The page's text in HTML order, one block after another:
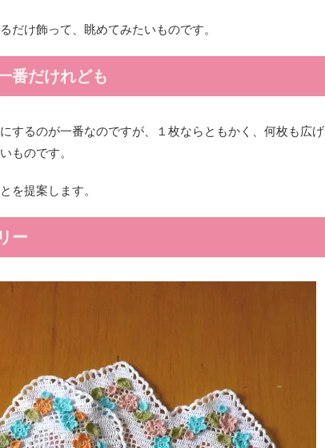
だけ飾って、眺めてみたいものです。
番だけれども
するのが一番なのですが、１枚ならともかく、何枚も広げ
ものです。
を提案します。
ー